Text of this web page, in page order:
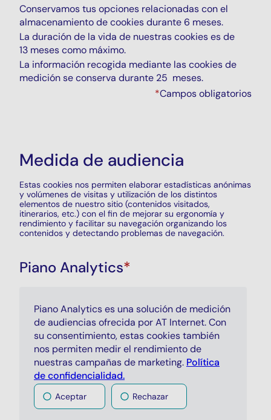
Conservamos tus opciones relacionadas con el
almacenamiento de cookies durante 6 meses.
La duración de la vida de nuestras cookies es de
13 meses como máximo.
La información recogida mediante las cookies de
medición se conserva durante 25 meses.
*Campos obligatorios
Medida de audiencia
Estas cookies nos permiten elaborar estadísticas anónimas
y volúmenes de visitas y utilización de los distintos
elementos de nuestro sitio (contenidos visitados,
itinerarios, etc.) con el fin de mejorar su ergonomía y
rendimiento y facilitar su navegación organizando los
contenidos y detectando problemas de navegación.
Piano Analytics*
Piano Analyticses una solución de medición
de audiencias ofrecida por AT Internet. Con
su consentimiento, estas cookies también
nos permiten medir el rendimiento de
nuestras campañas de marketing. Política
de confidencialidad.
Aceptar Rechazar